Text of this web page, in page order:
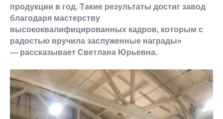
продукции в год. Такие результаты достиг завод
благодаря мастерству
высококвалифицированных кадров, которым с
радостью вручила заслуженные награды»
— рассказывает Светлана Юрьевна.